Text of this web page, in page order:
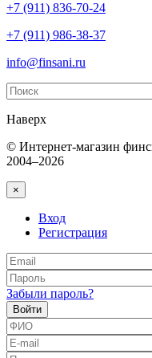
+7 (911) 836-70-24
+7 (911) 986-38-37
info@finsani.ru
Наверх
© Интернет-магазин
2004–2026
×
Вход
Регистрация
Забыли пароль?
Войти